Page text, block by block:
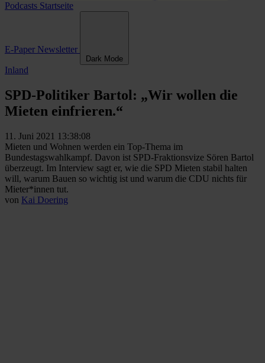
Podcasts Startseite
E-Paper Newsletter
Dark Mode
Inland
SPD-Politiker Bartol: „Wir wollen die
Mieten einfrieren.“
11. Juni 2021 13:38:08
Mieten und Wohnen werden ein Top-Thema im
Bundestagswahlkampf. Davon ist SPD-Fraktionsvize Sören Bartol
überzeugt. Im Interview sagt er, wie die SPD Mieten stabil halten
will, warum Bauen so wichtig ist und warum die CDU nichts für
Mieter*innen tut.
von Kai Doering